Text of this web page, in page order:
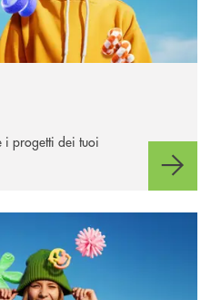
i progetti dei tuoi